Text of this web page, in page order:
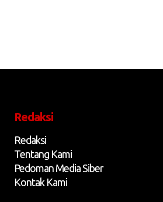
Redaksi
Redaksi
Tentang Kami
Pedoman Media Siber
Kontak Kami